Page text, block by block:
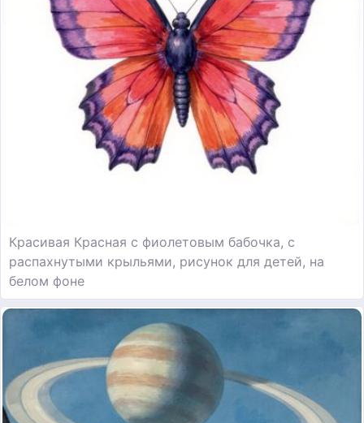
Красивая Красная с фиолетовым бабочка, с
распахнутыми крыльями, рисунок для детей, на
белом фоне